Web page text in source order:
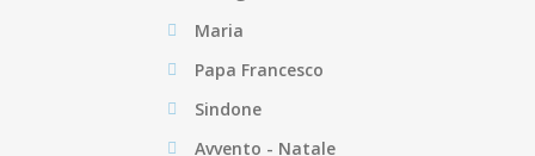
Maria
Papa Francesco
Sindone
Avvento - Natale